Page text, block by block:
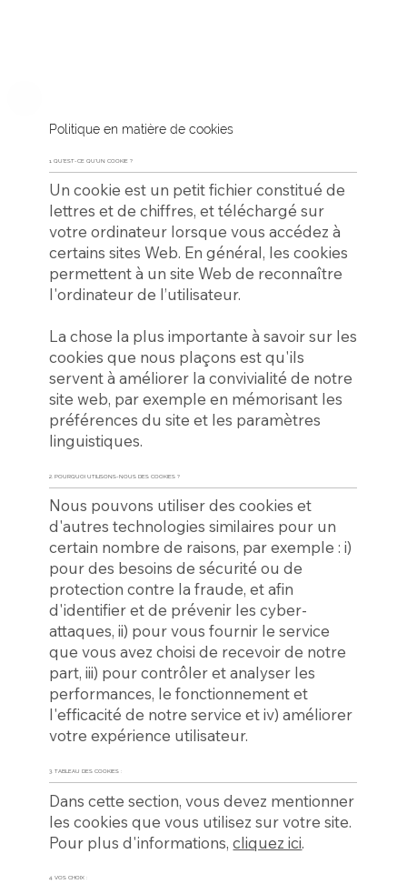
Politique en matière de cookies
1. QU'EST-CE QU'UN COOKIE ?
Un cookie est un petit fichier constitué de
lettres et de chiffres, et téléchargé sur
votre ordinateur lorsque vous accédez à
certains sites Web. En général, les cookies
permettent à un site Web de reconnaître
l'ordinateur de l’utilisateur.
La chose la plus importante à savoir sur les
cookies que nous plaçons est qu'ils
servent à améliorer la convivialité de notre
site web, par exemple en mémorisant les
préférences du site et les paramètres
linguistiques.
2. POURQUOI UTILISONS-NOUS DES COOKIES ?
Nous pouvons utiliser des cookies et
d'autres technologies similaires pour un
certain nombre de raisons, par exemple : i)
pour des besoins de sécurité ou de
protection contre la fraude, et afin
d'identifier et de prévenir les cyber-
attaques, ii) pour vous fournir le service
que vous avez choisi de recevoir de notre
part, iii) pour contrôler et analyser les
performances, le fonctionnement et
l'efficacité de notre service et iv) améliorer
votre expérience utilisateur.
3. TABLEAU DES COOKIES :
Dans cette section, vous devez mentionner
les cookies que vous utilisez sur votre site.
Pour plus d'informations,cliquez ici.
4. VOS CHOIX :